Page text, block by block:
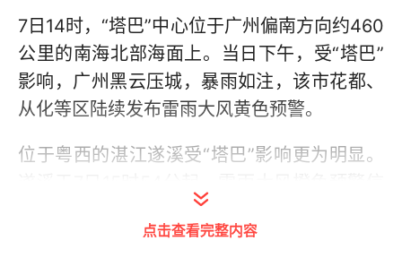
7日14时，“塔巴”中心位于广州偏南方向约460
公里的南海北部海面上。当日下午，受“塔巴”
影响，广州黑云压城，暴雨如注，该市花都、
从化等区陆续发布雷雨大风黄色预警。
位于粤西的湛江遂溪受“塔巴”影响更为明显。
号生效。当地气象部门预计，未来6小时内，
遂溪及附近海面风力将达10级以上，并伴有强
点击查看完整内容